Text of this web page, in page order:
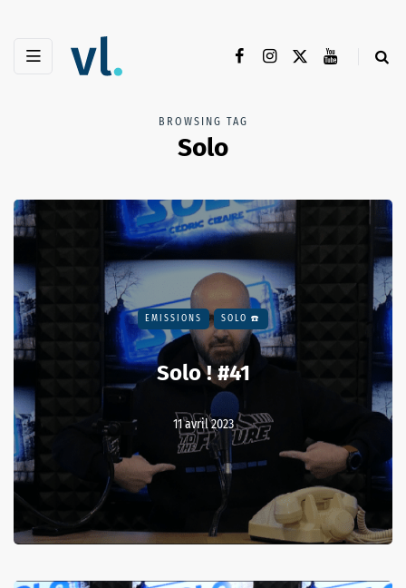
BROWSING TAG
Solo
EMISSIONS SOLO ☎️
Solo ! #41
11 avril 2023